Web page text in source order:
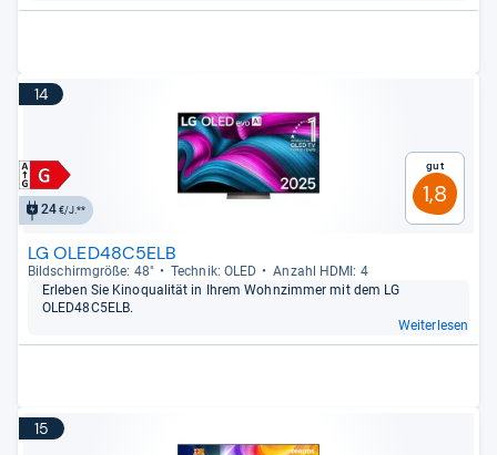
14
24€/J.**
Gut
1,8
LG OLED48C5ELB
Bild­schirm­größe: 48" Tech­nik: OLED
Anzahl HDMI: 4
Erle­ben Sie Kino­qua­li­tät in Ihrem Wohn­zim­mer mit dem LG
OLED48C5ELB.
Weiterlesen
15